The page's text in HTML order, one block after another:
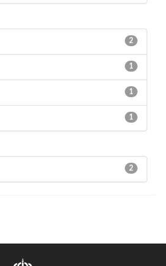
2
1
1
1
2